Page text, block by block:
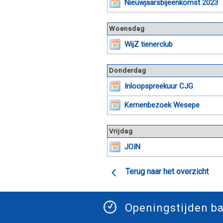
Nieuwjaarsbijeenkomst 2023
Woensdag
WijZ tienerclub
Donderdag
Inloopspreekuur CJG
Kernenbezoek Wesepe
Vrijdag
JOIN
Terug naar het overzicht
Openingstijden